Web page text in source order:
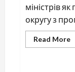
міністрів
округу з
Read More
Громада
Новини